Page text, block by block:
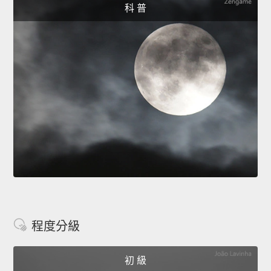
科 普
程度分級
初 級